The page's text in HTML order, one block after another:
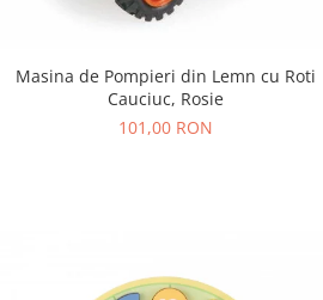
Masina de Pompieri din Lemn cu Roti
Cauciuc, Rosie
101,00 RON